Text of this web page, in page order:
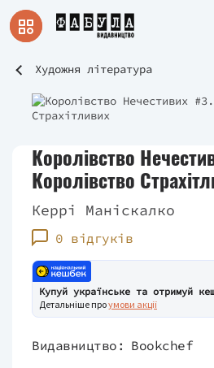
Художня література
Королівство
Королівство
Керрі Маніскалко
0 відгуків
Купуй українське та отримуй
Детальніше проумови акції
Видавництво: Bookchef